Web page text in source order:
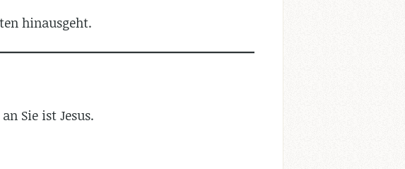
hinausgeht.
Sie ist Jesus.